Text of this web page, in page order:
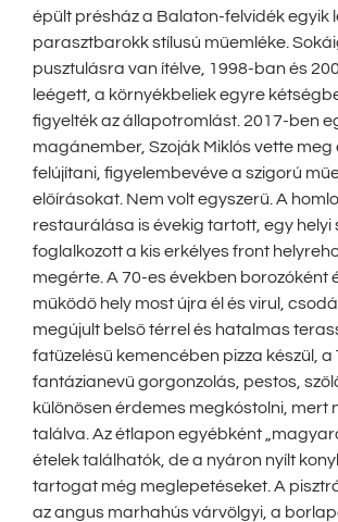
épült présház a Balaton-felvidék egyik
parasztbarokk stílusú műemléke.
pusztulásra van ítélve, 1998-ban és
leégett, a környékbeliek egyre
figyelték az állapotromlást. 2017-ben
magánember, Szoják Miklós vette meg
felújítani, figyelembevéve a szigorú
előírásokat. Nem volt egyszerű. A
restaurálása is évekig tartott, egy helyi
foglalkozott a kis erkélyes front
megérte. A 70-es években borozóként
működő hely most újra él és virul,
megújult belső térrel és hatalmas
fatüzelésű kemencében pizza készül, a
fantázianevű gorgonzolás, pestos,
különösen érdemes megkóstolni, mert
találva. Az étlapon egyébként
ételek találhatók, de a nyáron nyílt
tartogat még meglepetéseket. A
az angus marhahús várvölgyi, a